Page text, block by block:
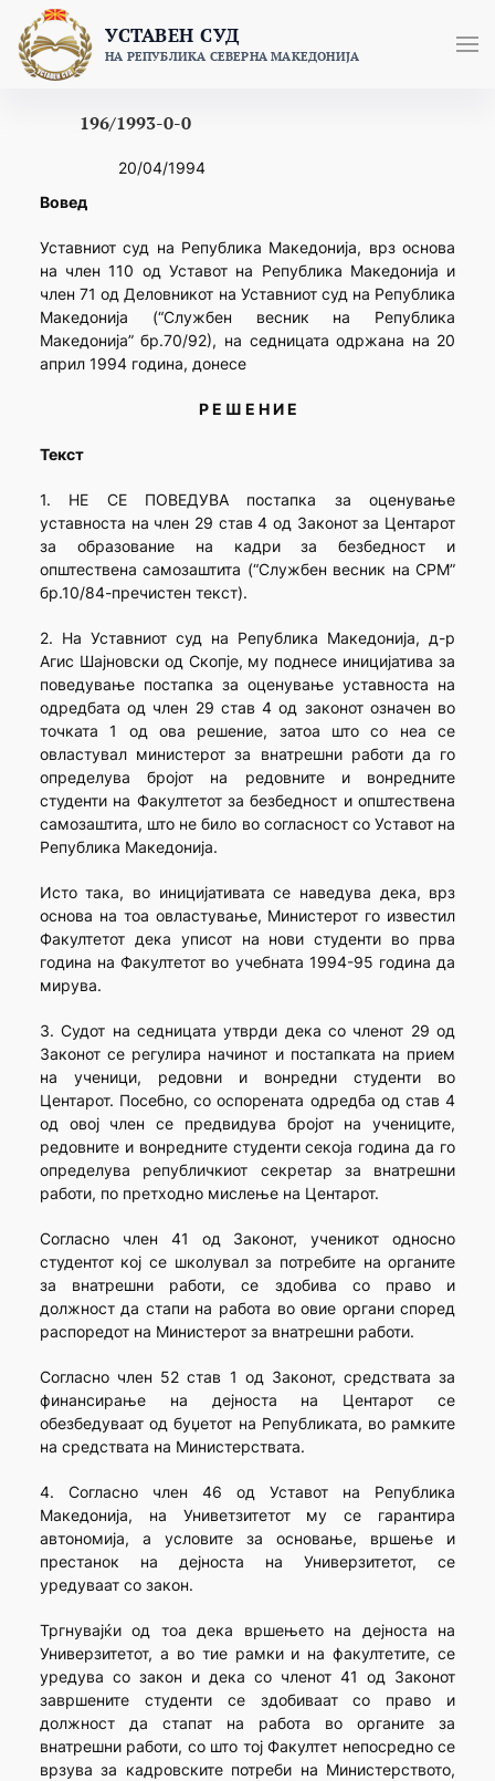
content
УСТАВЕН СУД
НА РЕПУБЛИКА СЕВЕРНА МАКЕДОНИЈА
196/1993-0-0
20/04/1994
Вовед
Уставниот суд на Република Македонија, врз основа
на член 110 од Уставот на Република Македонија и
член 71 од Деловникот на Уставниот суд на Република
Македонија (“Службен весник на Република
Македонија” бр.70/92), на седницата одржана на 20
април 1994 година, донесе
Р Е Ш Е Н И Е
Текст
1. НЕ СЕ ПОВЕДУВА постапка за оценување
уставноста на член 29 став 4 од Законот за Центарот
за образование на кадри за безбедност и
општествена самозаштита (“Службен весник на СРМ”
бр.10/84-пречистен текст).
2. На Уставниот суд на Република Македонија, д-р
Агис Шајновски од Скопје, му поднесе иницијатива за
поведување постапка за оценување уставноста на
одредбата од член 29 став 4 од законот означен во
точката 1 од ова решение, затоа што со неа се
овластувал министерот за внатрешни работи да го
определува бројот на редовните и вонредните
студенти на Факултетот за безбедност и општествена
самозаштита, што не било во согласност со Уставот на
Република Македонија.
Исто така, во иницијативата се наведува дека, врз
основа на тоа овластување, Министерот го известил
Факултетот дека уписот на нови студенти во прва
година на Факултетот во учебната 1994-95 година да
мирува.
3. Судот на седницата утврди дека со членот 29 од
Законот се регулира начинот и постапката на прием
на ученици, редовни и вонредни студенти во
Центарот. Посебно, со оспорената одредба од став 4
од овој член се предвидува бројот на учениците,
редовните и вонредните студенти секоја година да го
определува републичкиот секретар за внатрешни
работи, по претходно мислење на Центарот.
Согласно член 41 од Законот, ученикот односно
студентот кој се школувал за потребите на органите
за внатрешни работи, се здобива со право и
должност да стапи на работа во овие органи според
распоредот на Министерот за внатрешни работи.
Согласно член 52 став 1 од Законот, средствата за
финансирање на дејноста на Центарот се
обезбедуваат од буџетот на Републиката, во рамките
на средствата на Министерствата.
4. Согласно член 46 од Уставот на Република
Македонија, на Униветзитетот му се гарантира
автономија, а условите за основање, вршење и
престанок на дејноста на Универзитетот, се
уредуваат со закон.
Тргнувајќи од тоа дека вршењето на дејноста на
Универзитетот, а во тие рамки и на факултетите, се
уредува со закон и дека со членот 41 од Законот
завршените студенти се здобиваат со право и
должност да стапат на работа во органите за
внатрешни работи, со што тој Факултет непосредно се
врзува за кадровските потреби на Министерството,